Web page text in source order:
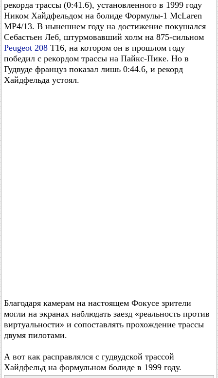
рекорда трассы (0:41.6), установленного в 1999 году
Ником Хайдфельдом на болиде Формулы-1 McLaren
MP4/13. В нынешнем году на достижение покушался
Себастьен Леб, штурмовавший холм на 875-сильном
Peugeot 208 T16, на котором он в прошлом году
победил с рекордом трассы на Пайкс-Пике. Но в
Гудвуде француз показал лишь 0:44.6, и рекорд
Хайдфельда устоял.
Благодаря камерам на настоящем Фокусе зрители
могли на экранах наблюдать заезд «реальность против
виртуальности» и сопоставлять прохождение трассы
двумя пилотами.
А вот как расправлялся с гудвудской трассой
Хайдфельд на формульном болиде в 1999 году.